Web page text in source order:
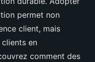
permet non
client, mais
en
comment des